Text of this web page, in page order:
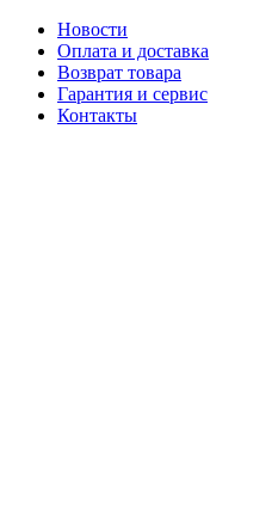
Новости
Оплата и доставка
Возврат товара
Гарантия и сервис
Контакты